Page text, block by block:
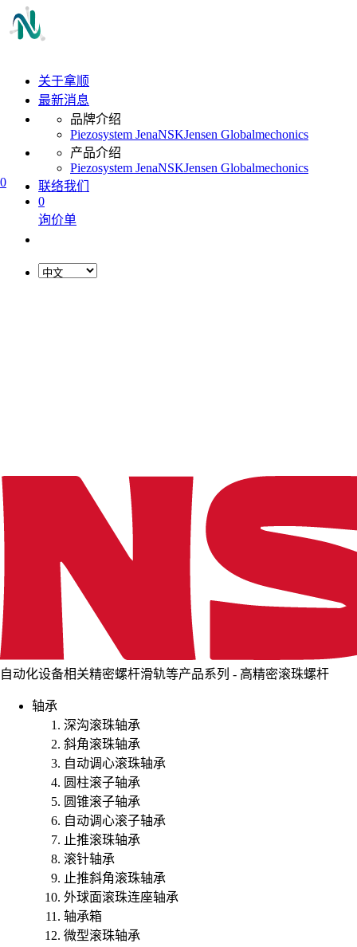
0
关于拿顺
最新消息
品牌介绍
Piezosystem JenaNSKJensen Globalmechonics
产品介绍
Piezosystem JenaNSKJensen Globalmechonics
联络我们
0
询价单
自动化设备相关精密螺杆滑轨等产品系列 - 高精密滚珠螺杆
轴承
深沟滚珠轴承
斜角滚珠轴承
自动调心滚珠轴承
圆柱滚子轴承
圆锥滚子轴承
自动调心滚子轴承
止推滚珠轴承
滚针轴承
止推斜角滚珠轴承
外球面滚珠连座轴承
轴承箱
微型滚珠轴承